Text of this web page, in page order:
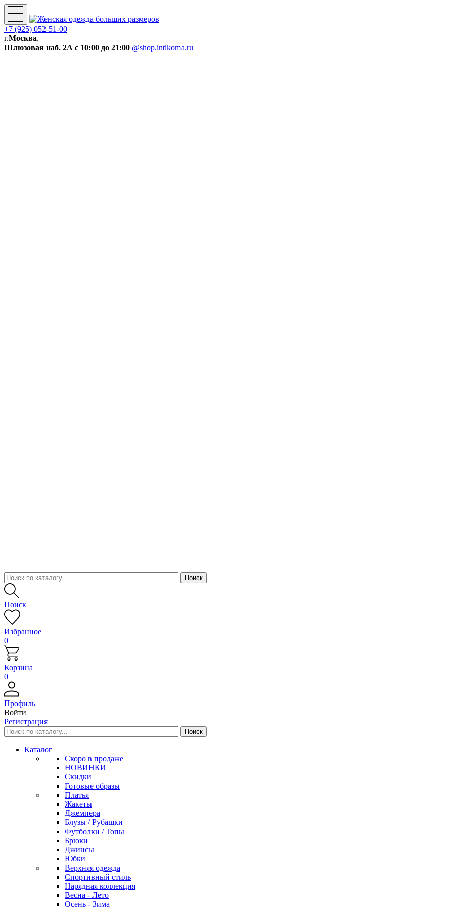
+7 (925) 052-51-00
г.Москва,
Шлюзовая наб. 2А с 10:00 до 21:00 @shop.intikoma.ru
Поиск
Избранное
0
Корзина
0
Профиль
Войти
Регистрация
Каталог
Скоро в продаже
НОВИНКИ
Скидки
Готовые образы
Платья
Жакеты
Джемпера
Блузы / Рубашки
Футболки / Топы
Брюки
Джинсы
Юбки
Верхняя одежда
Спортивный стиль
Нарядная коллекция
Весна - Лето
Осень - Зима